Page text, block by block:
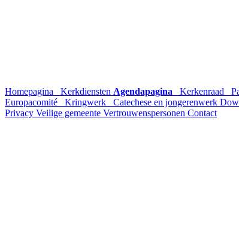
Homepagina Kerkdiensten Agendapagina Kerkenraad
Europacomité
Kringwerk Catechese en jongerenwerk
Privacy Veilige gemeente Vertrouwenspersonen Contact